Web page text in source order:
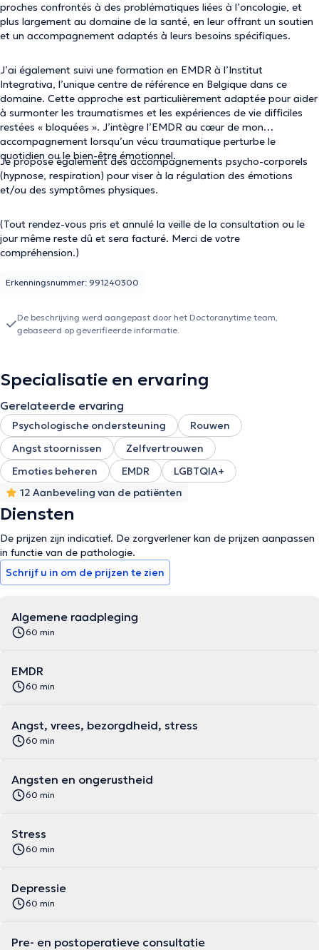
proches confrontés à des problématiques liées à l’oncologie, et
plus largement au domaine de la santé, en leur offrant un soutien
et un accompagnement adaptés à leurs besoins spécifiques.
J’ai également suivi une formation en EMDR à l’Institut
Integrativa, l’unique centre de référence en Belgique dans ce
domaine. Cette approche est particulièrement adaptée pour aider
à surmonter les traumatismes et les expériences de vie difficiles
restées « bloquées ». J’intègre l’EMDR au cœur de mon
accompagnement lorsqu’un vécu traumatique perturbe le
quotidien ou le bien-être émotionnel.
Je propose également des accompagnements psycho-corporels
(hypnose, respiration) pour viser à la régulation des émotions
et/ou des symptômes physiques.
(Tout rendez-vous pris et annulé la veille de la consultation ou le
jour même reste dû et sera facturé. Merci de votre
compréhension.)
Erkenningsnummer: 991240300
De beschrijving werd aangepast door het Doctoranytime team,
gebaseerd op geverifieerde informatie.
Specialisatie en ervaring
Gerelateerde ervaring
Psychologische ondersteuning
Rouwen
Angst stoornissen
Zelfvertrouwen
Emoties beheren
EMDR
LGBTQIA+
12 Aanbeveling van de patiënten
Diensten
De prijzen zijn indicatief. De zorgverlener kan de prijzen aanpassen
in functie van de pathologie.
Schrijf u in om de prijzen te zien
Algemene raadpleging
60 min
EMDR
60 min
Angst, vrees, bezorgdheid, stress
60 min
Angsten en ongerustheid
60 min
Stress
60 min
Depressie
60 min
Pre- en postoperatieve consultatie